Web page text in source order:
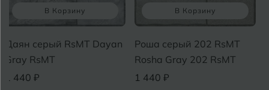
В Корзину
Даян серый RsMT Dayan
Gray RsMT
1 440 ₽
В Корзину
Роша серый 202 RsMT
Rosha Gray 202 RsMT
1 440 ₽